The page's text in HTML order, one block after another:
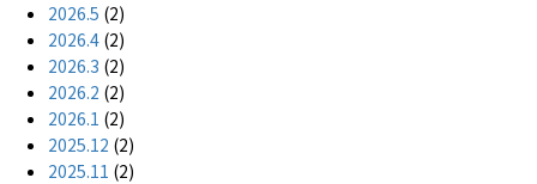
は？
2026.5 (2)
2026.4 (2)
2026.3 (2)
2026.2 (2)
2026.1 (2)
2025.12 (2)
2025.11 (2)